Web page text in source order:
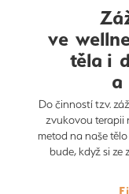
ve
těla i
a
Do činností tzv.
zvukovou terapii
metod na naše
bude, když si ze